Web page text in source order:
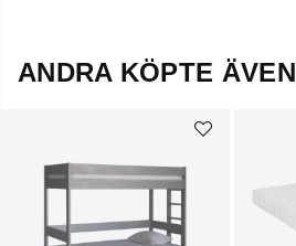
ANDRA KÖPTE ÄVEN